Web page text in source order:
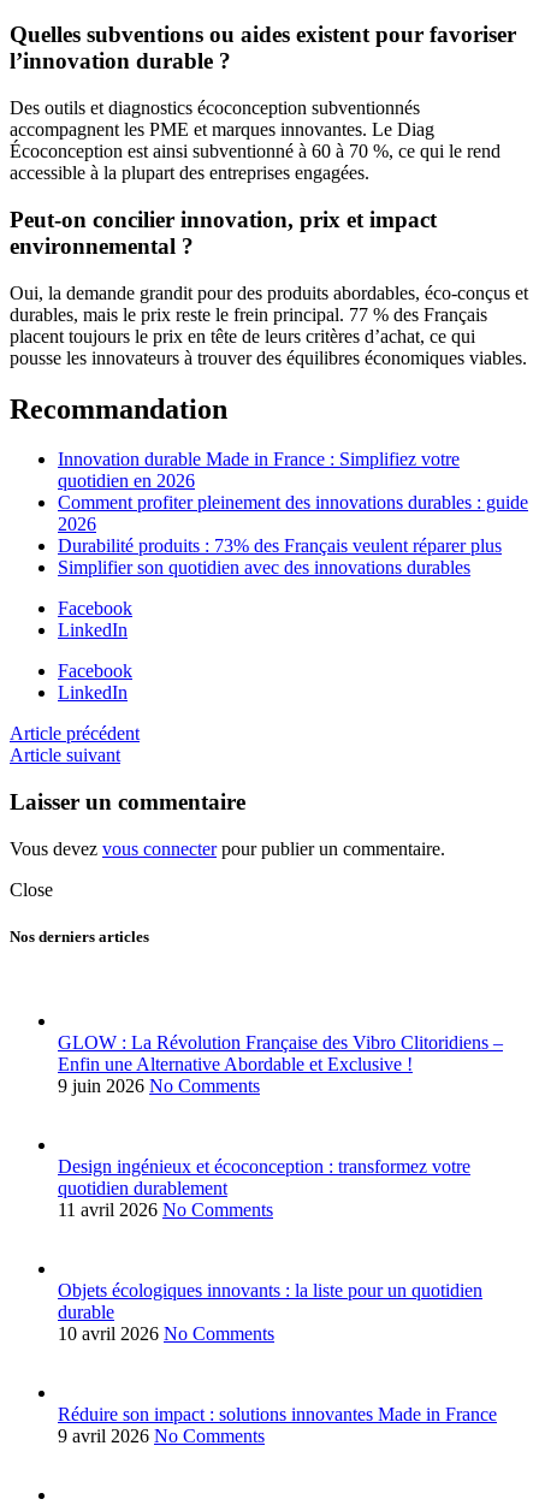
Quelles subventions ou aides existent pour favoriser
l’innovation durable ?
Des outils et diagnostics écoconception subventionnés
accompagnent les PME et marques innovantes. Le Diag
Écoconception est ainsi subventionné à 60 à 70 %, ce qui le rend
accessible à la plupart des entreprises engagées.
Peut-on concilier innovation, prix et impact
environnemental ?
Oui, la demande grandit pour des produits abordables, éco-conçus et
durables, mais le prix reste le frein principal. 77 % des Français
placent toujours le prix en tête de leurs critères d’achat, ce qui
pousse les innovateurs à trouver des équilibres économiques viables.
Recommandation
Innovation durable Made in France : Simplifiez votre
quotidien en 2026
Comment profiter pleinement des innovations durables : guide
2026
Durabilité produits : 73% des Français veulent réparer plus
Simplifier son quotidien avec des innovations durables
Facebook
LinkedIn
Facebook
LinkedIn
Article précédent
Article suivant
Laisser un commentaire
Vous devez vous connecterpour publier un commentaire.
Close
Nos derniers articles
GLOW : La Révolution Française des Vibro Clitoridiens –
Enfin une Alternative Abordable et Exclusive !
9 juin 2026 No Comments
Design ingénieux et écoconception : transformez votre
quotidien durablement
11 avril 2026 No Comments
Objets écologiques innovants : la liste pour un quotidien
durable
10 avril 2026 No Comments
Réduire son impact : solutions innovantes Made in France
9 avril 2026 No Comments